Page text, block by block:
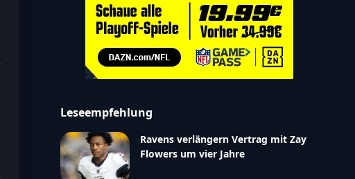
Leseempfehlung
Ravens verlängern Vertrag mit Zay
Flowers um vier Jahre